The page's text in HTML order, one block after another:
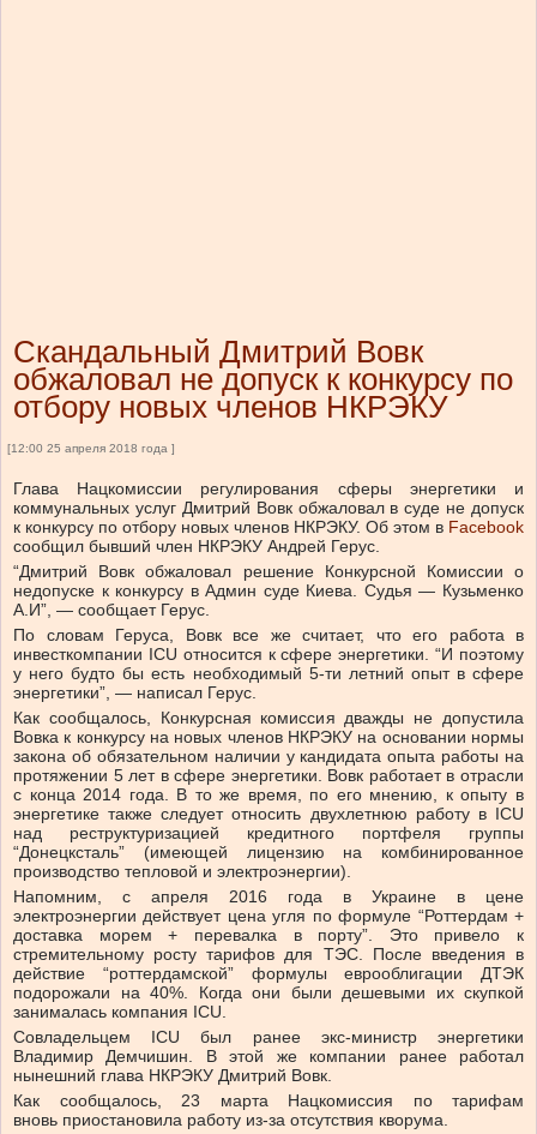
Скандальный Дмитрий Вовк
обжаловал не допуск к конкурсу по
отбору новых членов НКРЭКУ
[12:00 25 апреля 2018 года ]
Глава Нацкомиссии регулирования сферы энергетики и
коммунальных услуг Дмитрий Вовк обжаловал в суде не допуск
к конкурсу по отбору новых членов НКРЭКУ. Об этом в Facebook
сообщил бывший член НКРЭКУ Андрей Герус.
“Дмитрий Вовк обжаловал решение Конкурсной Комиссии о
недопуске к конкурсу в Админ суде Киева. Судья — Кузьменко
А.И”, — сообщает Герус.
По словам Геруса, Вовк все же считает, что его работа в
инвесткомпании ICU относится к сфере энергетики. “И поэтому
у него будто бы есть необходимый 5-ти летний опыт в сфере
энергетики”, — написал Герус.
Как сообщалось, Конкурсная комиссия дважды не допустила
Вовка к конкурсу на новых членов НКРЭКУ на основании нормы
закона об обязательном наличии у кандидата опыта работы на
протяжении 5 лет в сфере энергетики. Вовк работает в отрасли
с конца 2014 года. В то же время, по его мнению, к опыту в
энергетике также следует относить двухлетнюю работу в ICU
над реструктуризацией кредитного портфеля группы
“Донецксталь” (имеющей лицензию на комбинированное
производство тепловой и электроэнергии).
Напомним, с апреля 2016 года в Украине в цене
электроэнергии действует цена угля по формуле “Роттердам +
доставка морем + перевалка в порту”. Это привело к
стремительному росту тарифов для ТЭС. После введения в
действие “роттердамской” формулы еврооблигации ДТЭК
подорожали на 40%. Когда они были дешевыми их скупкой
занималась компания ICU.
Совладельцем ICU был ранее экс-министр энергетики
Владимир Демчишин. В этой же компании ранее работал
нынешний глава НКРЭКУ Дмитрий Вовк.
Как сообщалось, 23 марта Нацкомиссия по тарифам
вновь приостановила работу из-за отсутствия кворума.